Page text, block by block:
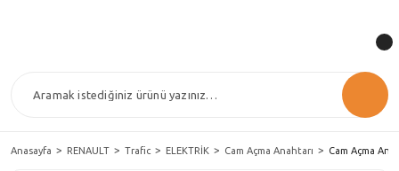
Anasayfa RENAULT Trafic ELEKTRİK Cam Açma Anahtarı Cam Açma